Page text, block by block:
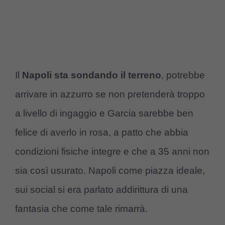
Il Napoli sta sondando il terreno, potrebbe
arrivare in azzurro se non pretenderà troppo
a livello di ingaggio e Garcia sarebbe ben
felice di averlo in rosa, a patto che abbia
condizioni fisiche integre e che a 35 anni non
sia così usurato. Napoli come piazza ideale,
sui social si era parlato addirittura di una
fantasia che come tale rimarrà.